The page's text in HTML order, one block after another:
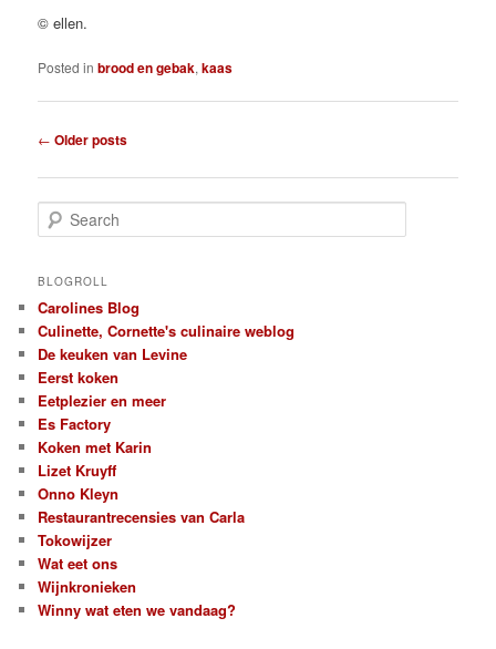
© ellen.
Posted in brood en gebak,kaas
Post
← Older posts
e
r
h
BLOGROLL
Carolines Blog
Culinette, Cornette's culinaire weblog
De keuken van Levine
Eerst koken
Eetplezier en meer
Es Factory
Koken met Karin
Lizet Kruyff
Onno Kleyn
Restaurantrecensies van Carla
Tokowijzer
Wat eet ons
Wijnkronieken
Winny wat eten we vandaag?